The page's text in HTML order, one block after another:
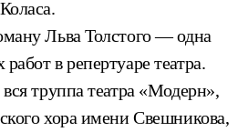
Льва Толстого — одна
в репертуаре театра.
труппа театра «Модерн»,
хора имени Свешникова,